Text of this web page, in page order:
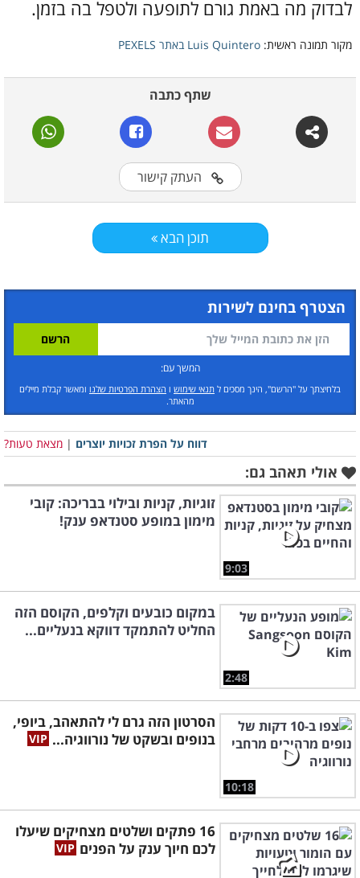
לבדוק מה באמת גורם לתופעה ולטפל בה בזמן.
מקור תמונה ראשית: Luis Quintero באתר PEXELS
שתף כתבה
העתק קישור
תוכן הבא
הצטרף בחינם לשירות
המשך עם:
בלחיצתך על "הרשם", הינך מסכים ל תנאי שימוש ו הצהרת הפרטיות שלנו ומאשר קבלת מיילים
מהאתר.
דווח על הפרת זכויות יוצרים | מצאת טעות?
אולי תאהב גם:
9:03
זוגיות, קניות ובילוי בבריכה: קובי
מימון במופע סטנדאפ ענק!
2:48
במקום כובעים וקלפים, הקוסם הזה
החליט להתמקד דווקא בנעליים...
10:18
הסרטון הזה גרם לי להתאהב, ביופי,
בנופים ובשקט של נורווגיה...
16 פתקים ושלטים מצחיקים שיעלו
לכם חיוך ענק על הפנים